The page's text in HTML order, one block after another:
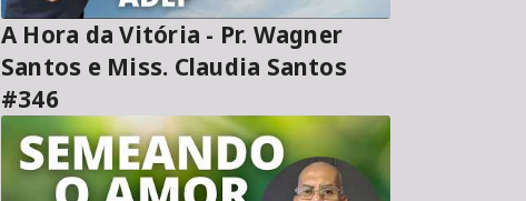
A Hora da Vitória - Pr. Wagner
Santos e Miss. Claudia Santos
#346